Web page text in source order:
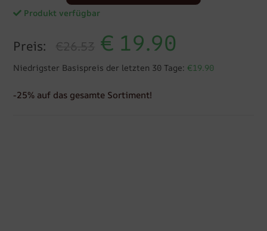
Produkt verfügbar
Preis: €26.53 € 19.90
Niedrigster Basispreis der letzten 30 Tage: €19.90
-25% auf das gesamte Sortiment!